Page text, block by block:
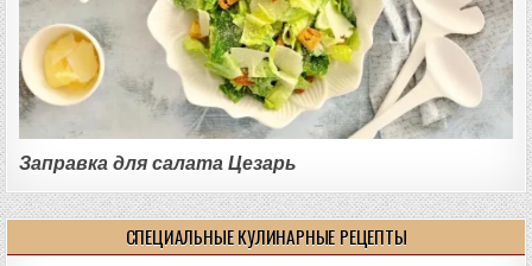
Заправка для салата Цезарь
СПЕЦИАЛЬНЫЕ КУЛИНАРНЫЕ РЕЦЕПТЫ